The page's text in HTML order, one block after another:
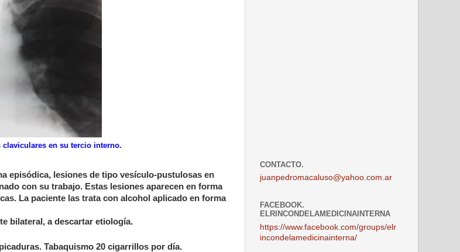
claviculares en su tercio interno.
episódica, lesiones de tipo vesículo-pustulosas en
con su trabajo. Estas lesiones aparecen en forma
La paciente las trata con alcohol aplicado en forma
bilateral, a descartar etiología.
Tabaquismo 20 cigarrillos por día.
CONTACTO.
juanpedromacaluso@yahoo.com.ar
FACEBOOK.
ELRINCONDELAMEDICINAINTERNA
https://www.facebook.com/groups/elr
incondelamedicinainterna/